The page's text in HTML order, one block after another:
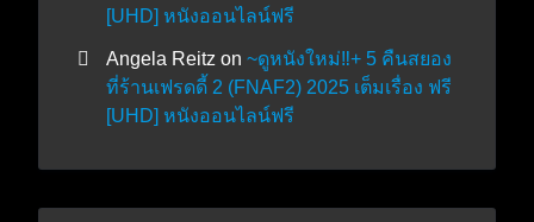
[UHD] หนังออนไลน์ฟรี
Angela Reitz on ~ดูหนังใหม่‼️+ 5 คืนสยอง
ที่ร้านเฟรดดี้ 2 (FNAF2) 2025 เต็มเรื่อง ฟรี
[UHD] หนังออนไลน์ฟรี